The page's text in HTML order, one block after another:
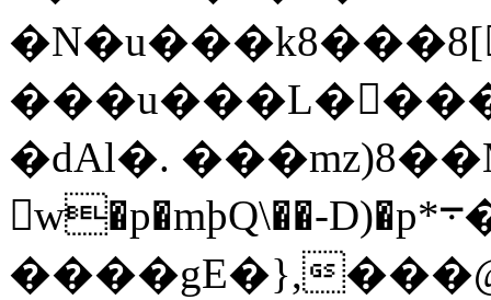
�dAl�.
w�p�mþQ\��-D)�p*܋��(��^Z��m��
����gE�},